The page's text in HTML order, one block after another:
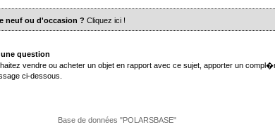
neuf ou d'occasion ? Cliquez ici !
question
vendre ou acheter un objet en rapport avec ce sujet, apporter un
ci-dessous.
Base de données "POLARSBASE"